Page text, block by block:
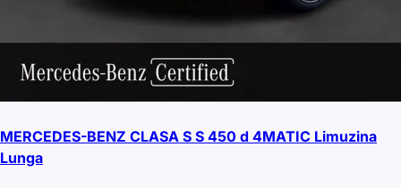
MERCEDES-BENZ CLASA S S 450 d 4MATIC Limuzina
Lunga